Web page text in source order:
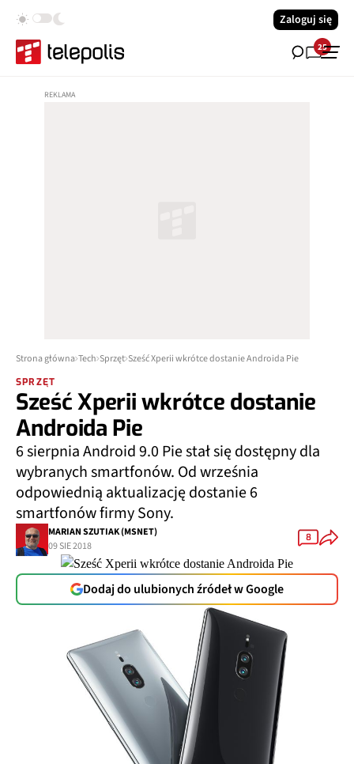
Zaloguj się
25
Strona główna Tech Sprzęt Sześć Xperii wkrótce dostanie Androida Pie
SPRZĘT
Sześć Xperii wkrótce dostanie
Androida Pie
6 sierpnia Android 9.0 Pie stał się dostępny dla
wybranych smartfonów. Od września
odpowiednią aktualizację dostanie 6
smartfonów firmy Sony.
MARIAN SZUTIAK (MSNET)
09 SIE 2018
8
Dodaj do ulubionych źródeł w Google